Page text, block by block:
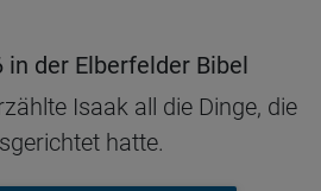
in der Elberfelder Bibel
Isaak all die Dinge, die
hatte.